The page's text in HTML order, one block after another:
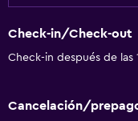
Check-in/Check-out
Check-in después de
Cancelación/